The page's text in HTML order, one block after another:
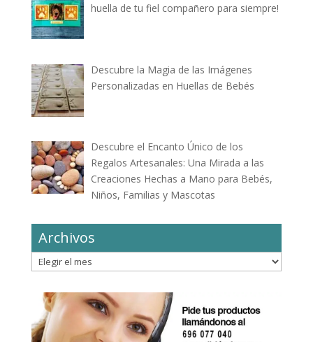
huella de tu fiel compañero para siempre!
Descubre la Magia de las Imágenes
Personalizadas en Huellas de Bebés
Descubre el Encanto Único de los
Regalos Artesanales: Una Mirada a las
Creaciones Hechas a Mano para Bebés,
Niños, Familias y Mascotas
Archivos
Archivos